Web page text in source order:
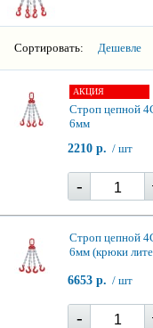
Сортировать: Дешевле
АКЦИЯ
Строп цепной
6мм
2210 р. / шт
-
Строп цепной
6мм (крюки
6653 р. / шт
-